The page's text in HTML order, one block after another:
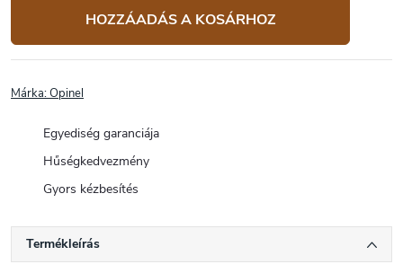
HOZZÁADÁS A KOSÁRHOZ
Márka:Opinel
Egyediség garanciája
Hűségkedvezmény
Gyors kézbesítés
Termékleírás